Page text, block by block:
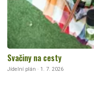
Svačiny na cesty
Jídelní plán · 1. 7. 2026